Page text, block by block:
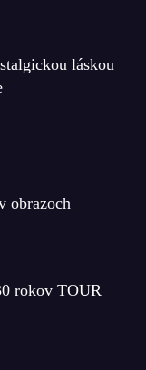
láskou
obrazoch
rokov TOUR